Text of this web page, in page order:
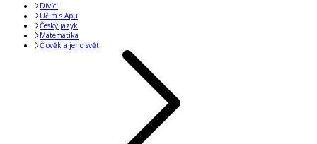
Divíci
Učím s Apu
Český jazyk
Matematika
Člověk a jeho svět